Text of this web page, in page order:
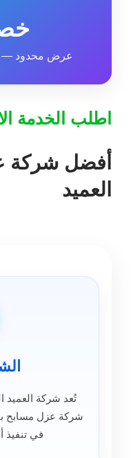
خصم
عرض محدود —
اطلب الخدمة الان علي
أفضل شركة
العميد
تُعد شركة العميد
شركة عزل مسابح
في تنفيذ